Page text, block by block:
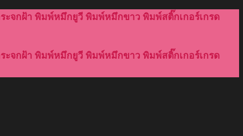
ะจกฝ้า พิมพ์หมึกยูวี พิมพ์หมึกขาว พิมพ์สติ๊กเกอร์เกรด
ะจกฝ้า พิมพ์หมึกยูวี พิมพ์หมึกขาว พิมพ์สติ๊กเกอร์เกรด